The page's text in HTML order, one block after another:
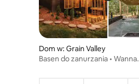
Dom w: Grain Valley
Basen do zanurzania • Wanna